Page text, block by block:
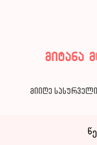
მიტანა
მიიღე